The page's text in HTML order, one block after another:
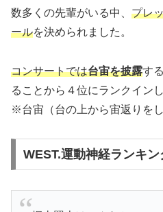
数多くの先輩がいる中、 プレ
ールを決められました。
コンサートでは台宙を披露す
ることから４位にランクイン
※台宙（台の上から宙返りをし
WEST.運動神経ランキ